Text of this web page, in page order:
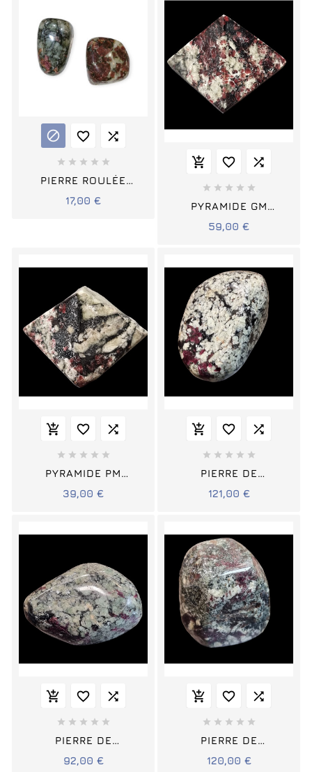
  
    
PIERRE ROULÉE
17,00 €
  
    
PYRAMIDE GM
59,00 €
  
    
PYRAMIDE PM
39,00 €
  
    
PIERRE DE
EUDIALYTE
121,00 €
  
    
PIERRE DE
EUDIALYTE
92,00 €
  
    
PIERRE DE
EUDIALYTE
120,00 €